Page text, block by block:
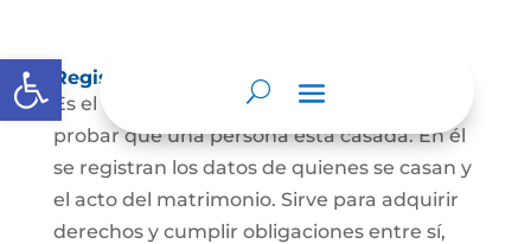
Abrir barra de herramientas
Registro Civil de Matrimonio
Es el documento público necesario para
probar que una persona está casada. En él
se registran los datos de quienes se casan y
el acto del matrimonio. Sirve para adquirir
derechos y cumplir obligaciones entre sí,